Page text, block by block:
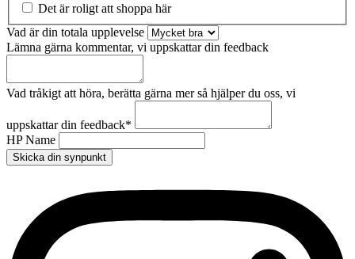
Det är roligt att shoppa här
Vad är din totala upplevelse
Lämna gärna kommentar, vi uppskattar din feedback
Vad tråkigt att höra, berätta gärna mer så hjälper du oss, vi
uppskattar din feedback*
HP Name
Skicka din synpunkt